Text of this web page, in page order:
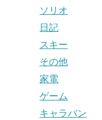
ソリオ
日記
スキー
その他
家電
ゲーム
キャラバン